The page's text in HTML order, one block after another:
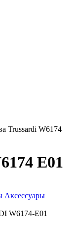
Trussardi W6174
E01
Аксессуары